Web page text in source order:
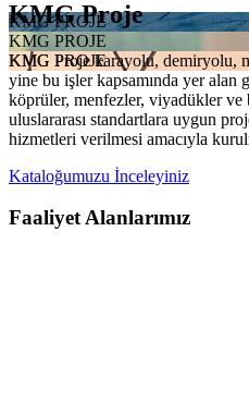
KMG PROJE
KMG PROJE
KMG PROJE
KMG Proje
KMG Proje karayolu, demiryolu,
yine bu işler kapsamında yer alan
köprüler, menfezler, viyadükler ve
uluslararası standartlara uygun
hizmetleri verilmesi amacıyla
Kataloğumuzu İnceleyiniz
Faaliyet Alanlarımız